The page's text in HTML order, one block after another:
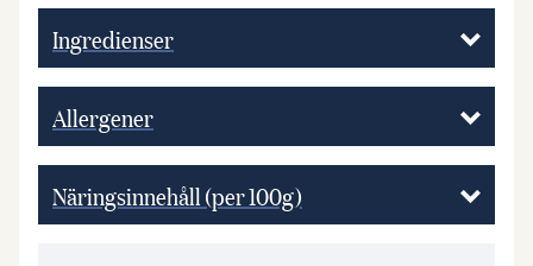
Ingredienser
Allergener
Näringsinnehåll (per 100g)